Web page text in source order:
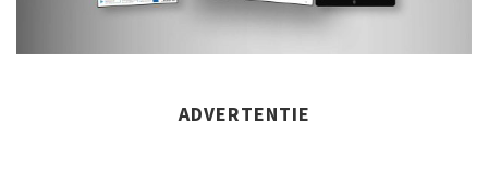
ADVERTENTIE